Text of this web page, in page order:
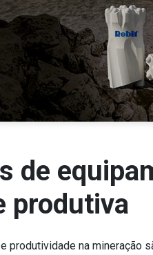
de
produtiva
produtividade na